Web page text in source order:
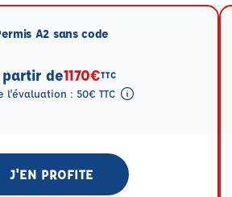
A2 sans code
de1170€TTC
l'évaluation : 50€ TTC
J'EN PROFITE